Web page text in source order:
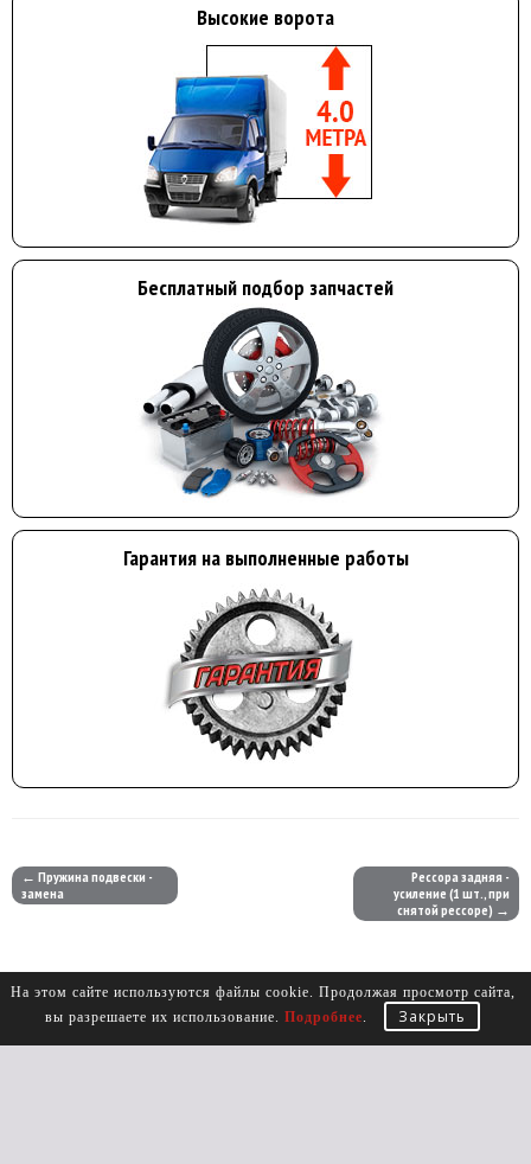
Высокие ворота
Бесплатный подбор запчастей
Гарантия на выполненные работы
← Пружина подвески -
замена
Рессора задняя -
усиление (1 шт., при
снятой рессоре) →
На этом сайте используются файлы cookie. Продолжая просмотр сайта,
вы разрешаете их использование. Подробнее. Закрыть